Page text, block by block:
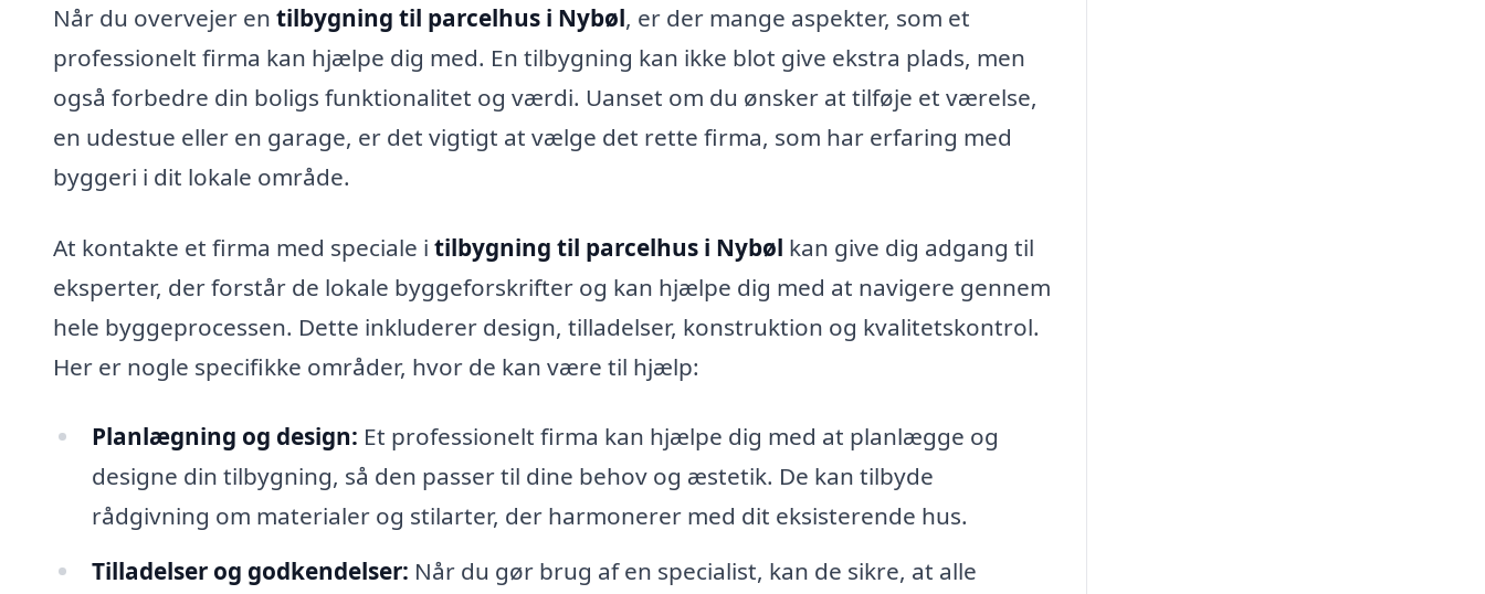
Når du overvejer en tilbygning til parcelhus i Nybøl, er der mange aspekter, som et
professionelt firma kan hjælpe dig med. En tilbygning kan ikke blot give ekstra plads, men
også forbedre din boligs funktionalitet og værdi. Uanset om du ønsker at tilføje et værelse,
en udestue eller en garage, er det vigtigt at vælge det rette firma, som har erfaring med
byggeri i dit lokale område.
At kontakte et firma med speciale i tilbygning til parcelhus i Nybøl kan give dig adgang til
eksperter, der forstår de lokale byggeforskrifter og kan hjælpe dig med at navigere gennem
hele byggeprocessen. Dette inkluderer design, tilladelser, konstruktion og kvalitetskontrol.
Her er nogle specifikke områder, hvor de kan være til hjælp:
Planlægning og design: Et professionelt firma kan hjælpe dig med at planlægge og
designe din tilbygning, så den passer til dine behov og æstetik. De kan tilbyde
rådgivning om materialer og stilarter, der harmonerer med dit eksisterende hus.
Tilladelser og godkendelser: Når du gør brug af en specialist, kan de sikre, at alle